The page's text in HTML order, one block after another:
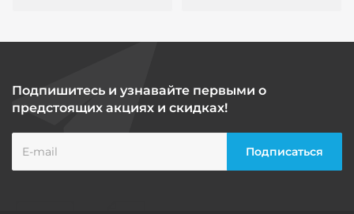
Подпишитесь и узнавайте первыми о
предстоящих акциях и скидках!